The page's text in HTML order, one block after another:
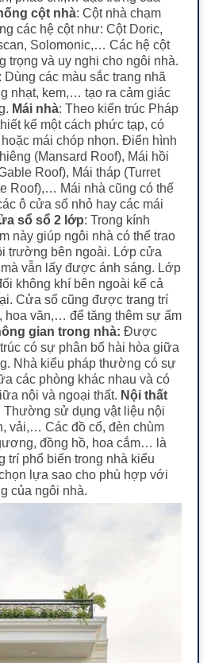
cột nhà: Cột nhà chạm
các hệ cột như: Cột Doric,
Solomonic,… Các hệ cột
trọng và uy nghi cho ngôi nhà.
: Dùng các màu sắc trang nhã
nhạt, kem,… tạo ra cảm giác
Mái nhà: Theo kiến trúc Pháp
kế một cách phức tạp, có
mái chóp nhọn. Điển hình
(Mansard Roof), Mái hồi
Roof), Mái tháp (Turret
Roof),… Mái nhà cũng có thể
ô cửa sổ nhỏ hay các mái
sổ sổ 2 lớp: Trong kính
này giúp ngôi nhà có thể trao
trường bên ngoài. Lớp cửa
vẫn lấy được ánh sáng. Lớp
không khí bên ngoài kể cả
Cửa sổ cũng được trang trí
hoa văn,… để tăng thêm sự ấm
gian trong nhà: Được
có sự phân bố hài hòa giữa
Nhà kiểu pháp thường có sự
các phòng khác nhau và có
nội và ngoại thất. Nội thất
Thường sử dụng vật liệu nội
vải,… Các đồ cổ, đèn chùm
đồng hồ, hoa cắm… là
trí phổ biến trong nhà kiểu
lựa sao cho phù hợp với
của ngôi nhà.